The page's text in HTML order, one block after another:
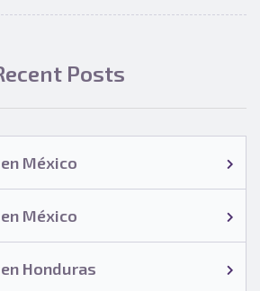
Posts
México
México
Honduras